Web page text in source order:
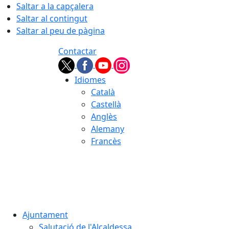
Saltar a la capçalera
Saltar al contingut
Saltar al peu de pàgina
Contactar
Idiomes
Català
Castellà
Anglès
Alemany
Francès
Ajuntament